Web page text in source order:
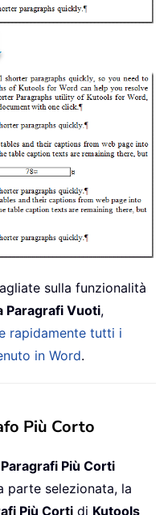
sulla funzionalità
Paragrafi Vuoti,
rapidamente tutti i
in Word.
Più Corto
Paragrafi Più Corti
parte selezionata, la
Più Corti di Kutools